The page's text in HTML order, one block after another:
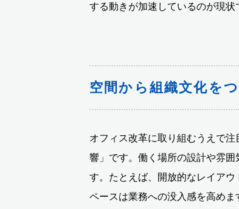
する動きが加速しているのが現状
空間から組織文化を
オフィス改革に取り組むうえで
響」です。働く場所の設計や雰
す。たとえば、開放的なレイア
ペースは業務への没入感を高めま